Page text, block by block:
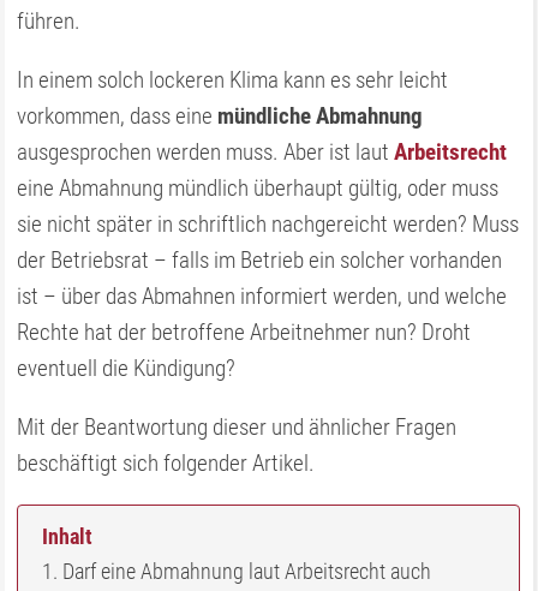
führen.
In einem solch lockeren Klima kann es sehr leicht
vorkommen, dass eine mündliche Abmahnung
ausgesprochen werden muss. Aber ist lautArbeitsrecht
eine Abmahnung mündlich überhaupt gültig, oder muss
sie nicht später in schriftlich nachgereicht werden? Muss
der Betriebsrat – falls im Betrieb ein solcher vorhanden
ist – über das Abmahnen informiert werden, und welche
Rechte hat der betroffene Arbeitnehmer nun? Droht
eventuell die Kündigung?
Mit der Beantwortung dieser und ähnlicher Fragen
beschäftigt sich folgender Artikel.
Inhalt
Darf eine Abmahnung laut Arbeitsrecht auch